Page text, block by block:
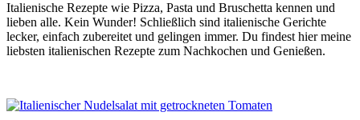
Italienische Rezepte wie Pizza, Pasta und Bruschetta kennen und
lieben alle. Kein Wunder! Schließlich sind italienische Gerichte
lecker, einfach zubereitet und gelingen immer. Du findest hier meine
liebsten italienischen Rezepte zum Nachkochen und Genießen.